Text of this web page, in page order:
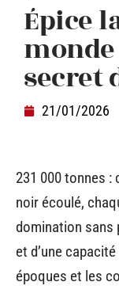
Épice
secret
21/01/2026
231 000 tonnes :
noir écoulé,
domination sans
et d’une
époques et les